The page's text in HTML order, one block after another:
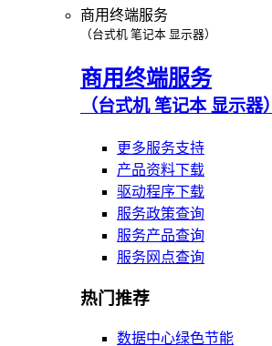
商用终端服务
（台式机 笔记本 显示器）
商用终端服务
（台式机 笔记本 显示器）
更多服务支持
产品资料下载
驱动程序下载
服务政策查询
服务产品查询
服务网点查询
热门推荐
数据中心绿色节能